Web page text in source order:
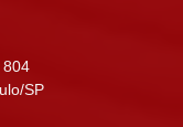
804
SP